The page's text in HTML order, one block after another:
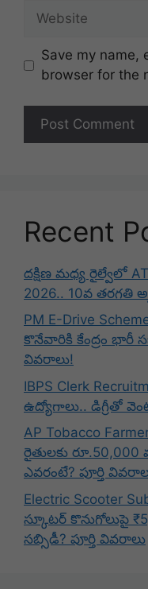
Website
Save my name,
browser for the
Recent
దక్షిణ మధ్య రైల్వేలో
2026.. 10వ తరగతి
PM E-Drive
కొనేవారికి కేంద్రం భారీ
వివరాలు!
IBPS Clerk
ఉద్యోగాలు.. డిగ్రీతో
AP Tobacco
రైతులకు రూ.50,000
ఎవరంటే? పూర్తి
Electric Scooter
స్కూటర్ కొనుగోలుపై
సబ్సిడీ? పూర్తి వివరాలు